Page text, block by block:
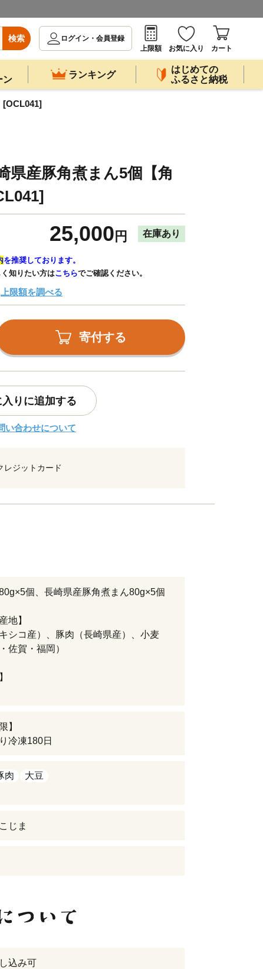
検索
ログイン・会員登録
上限額
お気に入り カート
ン
ランキング
はじめての
ふるさと納税
[OCL041]
県産豚角煮まん5個【角
25,000 円 在庫あり
を推奨しております。
知りたい方はこちらでご確認ください。
上限額を調べる
寄付する
入りに追加する
い合わせについて
レジットカード
個、長崎県産豚角煮まん80g×5個
地】
シコ産）、豚肉（長崎県産）、小麦
佐賀・福岡）
】
冷凍180日
肉 大豆
じま
込み可